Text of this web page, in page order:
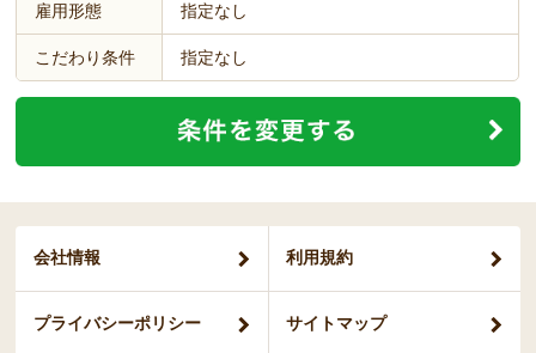
雇用形態 指定なし
こだわり条件 指定なし
会社情報 利用規約
プライバシーポリシー サイトマップ